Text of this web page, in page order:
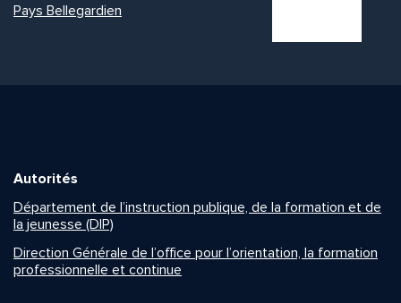
Pays Bellegardien
Autorités
Département de l’instruction publique, de la formation et de
la jeunesse (DIP)
Direction Générale de l’office pour l’orientation, la formation
professionnelle et continue